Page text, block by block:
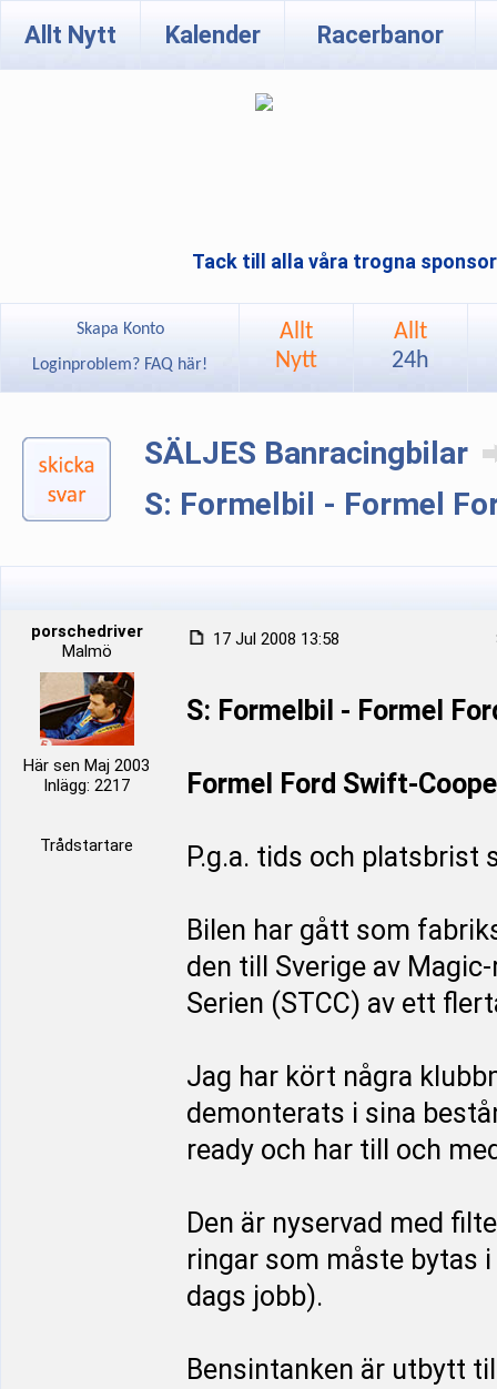
Allt Nytt Kalender Racerbanor
Tack till alla våra trogna
Skapa Konto
Loginproblem? FAQ här!
Allt
Nytt
Allt
24h
SÄLJES Banracingbilar
S: Formelbil - Formel
porschedriver
Malmö
Här sen Maj 2003
Inlägg: 2217
Trådstartare
17 Jul 2008 13:58
S: Formelbil - Formel
Formel Ford Swift-
P.g.a. tids och platsbrist
Bilen har gått som
den till Sverige av
Serien (STCC) av ett
Jag har kört några
demonterats i sina
ready och har till och
Den är nyservad med
ringar som måste bytas
dags jobb).
Bensintanken är utbytt